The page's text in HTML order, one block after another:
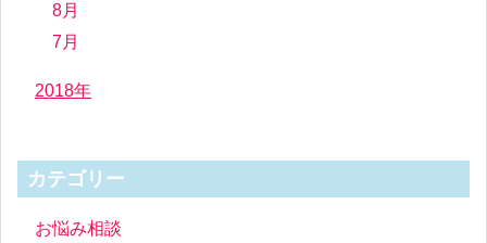
8月
7月
2018年
カテゴリー
お悩み相談